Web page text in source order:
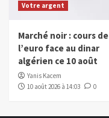
Votre argent
Marché noir : cours de
l’euro face au dinar
algérien ce 10 août
Yanis Kacem
10 août 2026 à 14:03
0